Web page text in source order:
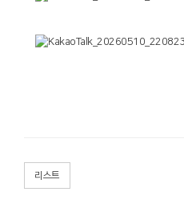
리스트